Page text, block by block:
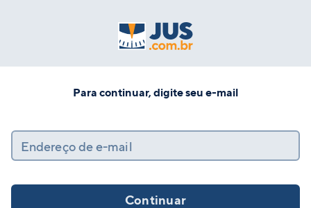
Para continuar, digite seu e-mail
Endereço de e-mail
Continuar